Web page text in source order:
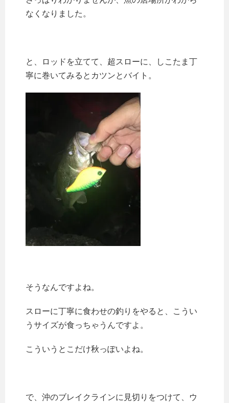
なくなりました。
と、ロッドを立てて、超スローに、しこたま丁
寧に巻いてみるとカツンとバイト。
そうなんですよね。
スローに丁寧に食わせの釣りをやると、こうい
うサイズが食っちゃうんですよ。
こういうとこだけ秋っぽいよね。
で、沖のブレイクラインに見切りをつけて、ウ